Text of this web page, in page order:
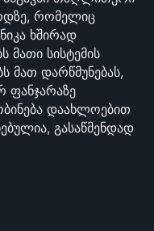
რომელიც
ხშირად
მათი სისტემის
მათ დარწმუნებას,
ფანჯარაზე
დაახლოებით
გასაწმენდად